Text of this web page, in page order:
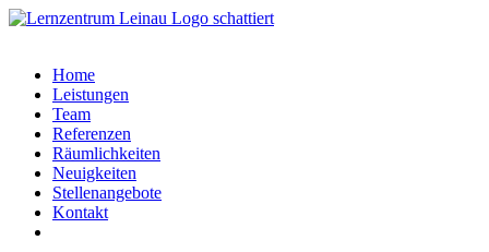
Home
Leistungen
Team
Referenzen
Räumlichkeiten
Neuigkeiten
Stellenangebote
Kontakt